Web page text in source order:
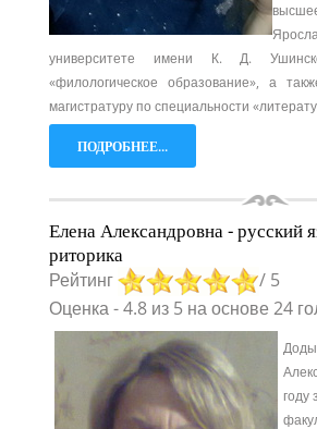
университете имени К. Д.
«филологическое образование», а
магистратуру по специальности
ПОДРОБНЕЕ...
Елена Александровна - русский
риторика
Рейтинг
/ 5
Оценка-4.8 из 5 на основе 24
году